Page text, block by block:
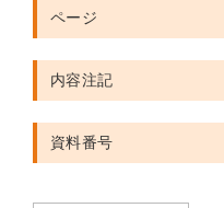
ページ
内容注記
資料番号